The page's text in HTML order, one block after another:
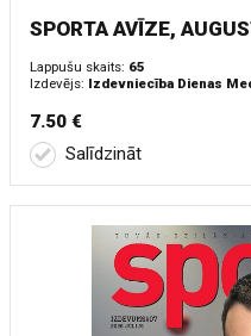
SPORTA AVĪZE,
Lappušu skaits: 65
Izdevējs: Izdevniecība Dienas
7.50 €
Salīdzināt